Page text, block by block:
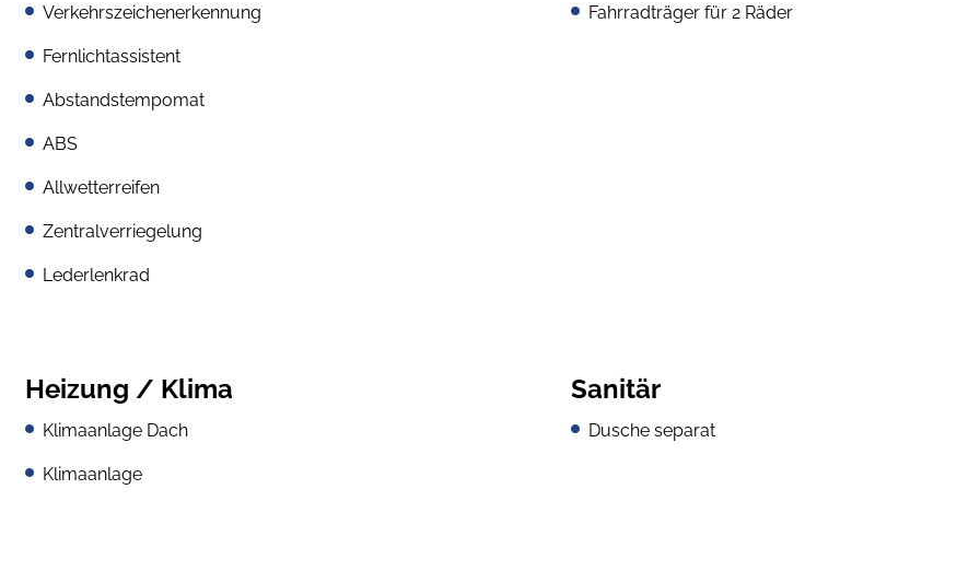
Verkehrszeichenerkennung
Fernlichtassistent
Abstandstempomat
ABS
Allwetterreifen
Zentralverriegelung
Lederlenkrad
Fahrradträger für 2 Räder
Heizung / Klima
Klimaanlage Dach
Klimaanlage
Sanitär
Dusche separat